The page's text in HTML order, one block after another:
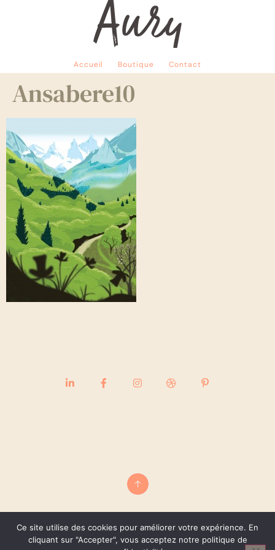
Accueil Boutique Contact
Ansabere10
Ce site utilise des cookies pour améliorer votre expérience. En
cliquant sur "Accepter", vous acceptez notre politique de